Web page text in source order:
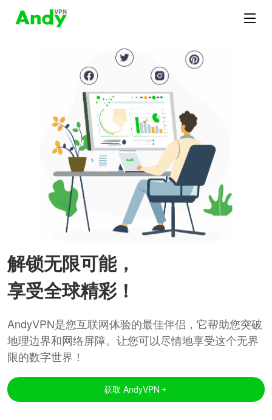
解锁无限可能，
享受全球精彩！
AndyVPN是您互联网体验的最佳伴侣，它帮助您突破
地理边界和网络屏障。让您可以尽情地享受这个无界
限的数字世界！
获取 AndyVPN